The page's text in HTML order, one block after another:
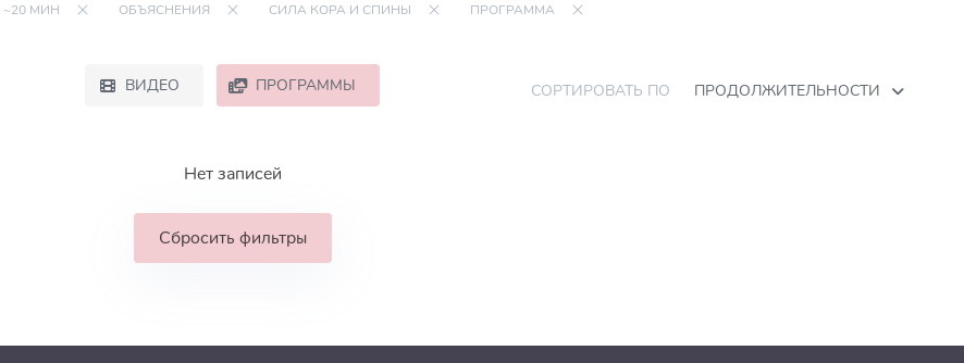
~20 МИН ОБЪЯСНЕНИЯ СИЛА КОРА И СПИНЫ ПРОГРАММА
ВИДЕО ПРОГРАММЫ СОРТИРОВАТЬ ПО ПРОДОЛЖИТЕЛЬНОСТИ
Нет записей
Сбросить фильтры